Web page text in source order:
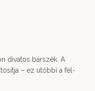
divatos bárszék. A
– ez utóbbi a fel-